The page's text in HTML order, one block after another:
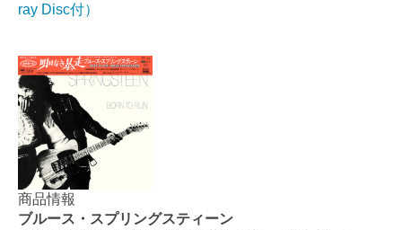
ray Disc付）
商品情報
ブルース・スプリングスティーン